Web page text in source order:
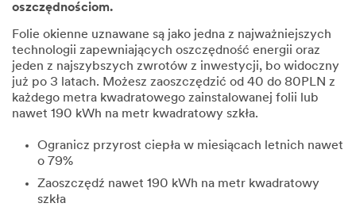
oszczędnościom.
Folie okienne uznawane są jako jedna z najważniejszych
technologii zapewniających oszczędność energii oraz
jeden z najszybszych zwrotów z inwestycji, bo widoczny
już po 3 latach. Możesz zaoszczędzić od 40 do 80PLN z
każdego metra kwadratowego zainstalowanej folii lub
nawet 190 kWh na metr kwadratowy szkła.
Ogranicz przyrost ciepła w miesiącach letnich nawet
o 79%
Zaoszczędź nawet 190 kWh na metr kwadratowy
szkła